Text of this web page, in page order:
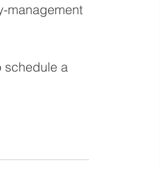
management
schedule a